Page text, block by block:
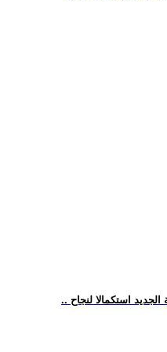
استكمالا لنجاح